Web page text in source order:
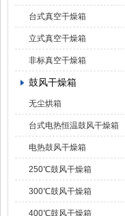
台式真空干燥箱
立式真空干燥箱
非标真空干燥箱
鼓风干燥箱
无尘烘箱
台式电热恒温鼓风干燥箱
电热鼓风干燥箱
250℃鼓风干燥箱
300℃鼓风干燥箱
400℃鼓风干燥箱